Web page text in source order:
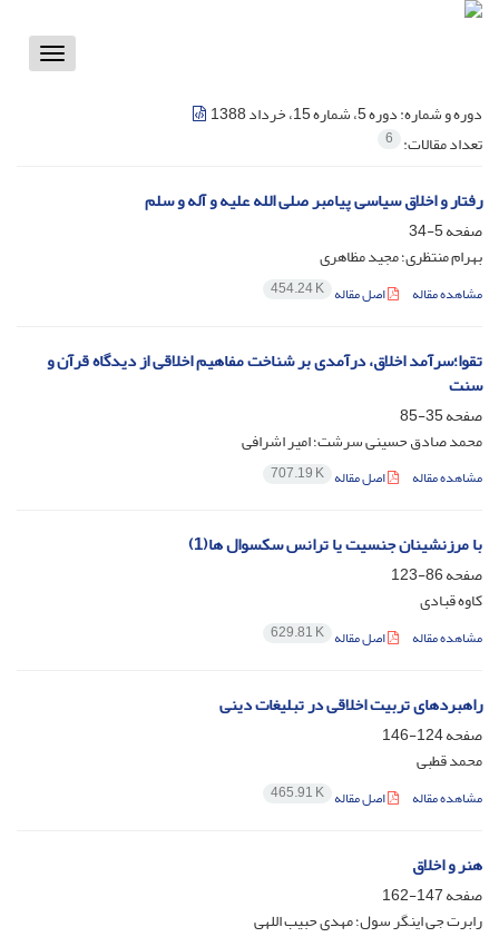
Toggle
دوره و شماره:دوره 5، شماره 15، خرداد 1388
تعداد مقالات: 6
رفتار و اخلاق سیاسی پیامبر صلی الله علیه و آله و سلم
صفحه5-34
بهرام منتظری؛ مجید مظاهری
مشاهده مقاله اصل مقاله 454.24 K
تقوا؛سرآمد اخلاق، درآمدی بر شناخت مفاهیم اخلاقی از دیدگاه قرآن و
سنت
صفحه35-85
محمد صادق حسینی سرشت؛ امیر اشرافی
مشاهده مقاله اصل مقاله 707.19 K
با مرزنشینان جنسیت یا ترانس سکسوال ها(1)
صفحه86-123
کاوه قبادی
مشاهده مقاله اصل مقاله 629.81 K
راهبردهای تربیت اخلاقی در تبلیغات دینی
صفحه124-146
محمد قطبی
مشاهده مقاله اصل مقاله 465.91 K
هنر و اخلاق
صفحه147-162
رابرت جی اینگر سول؛ مهدی حبیب اللهی